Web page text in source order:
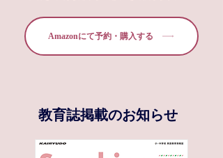
Amazonにて予約・購入する
教育誌掲載のお知らせ